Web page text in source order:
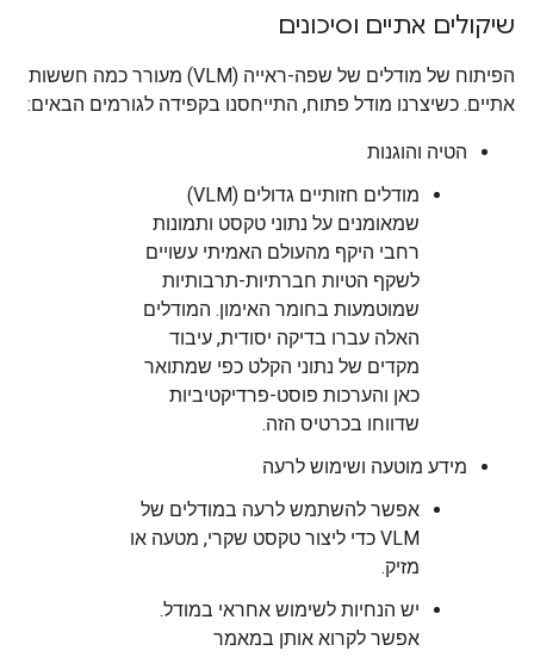
שיקולים אתיים וסיכונים
הפיתוח של מודלים של שפה-ראייה (VLM) מעורר כמה חששות
אתיים. כשיצרנו מודל פתוח, התייחסנו בקפידה לגורמים הבאים:
הטיה והוגנות
מודלים חזותיים גדולים (VLM)
שמאומנים על נתוני טקסט ותמונות
רחבי היקף מהעולם האמיתי עשויים
לשקף הטיות חברתיות-תרבותיות
שמוטמעות בחומר האימון. המודלים
האלה עברו בדיקה יסודית, עיבוד
מקדים של נתוני הקלט כפי שמתואר
כאן והערכות פוסט-פרדיקטיביות
שדווחו בכרטיס הזה.
מידע מוטעה ושימוש לרעה
אפשר להשתמש לרעה במודלים של
VLM כדי ליצור טקסט שקרי, מטעה או
מזיק.
יש הנחיות לשימוש אחראי במודל.
אפשר לקרוא אותן במאמר